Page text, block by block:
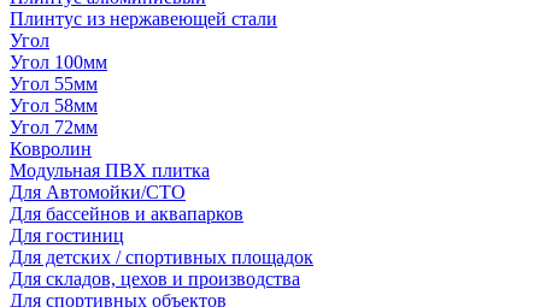
Плинтус из нержавеющей стали
Угол
Угол 100мм
Угол 55мм
Угол 58мм
Угол 72мм
Ковролин
Модульная ПВХ плитка
Для Автомойки/СТО
Для бассейнов и аквапарков
Для гостиниц
Для детских / спортивных площадок
Для складов, цехов и производства
Для спортивных объектов